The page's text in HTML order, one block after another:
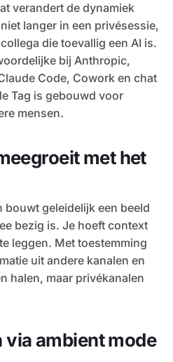
verandert de dynamiek
langer in een privésessie,
die toevallig een AI is.
bij Anthropic,
Code, Cowork en chat
Tag is gebouwd voor
mensen.
met het
bouwt geleidelijk een beeld
bezig is. Je hoeft context
leggen. Met toestemming
uit andere kanalen en
halen, maar privékanalen
via ambient mode